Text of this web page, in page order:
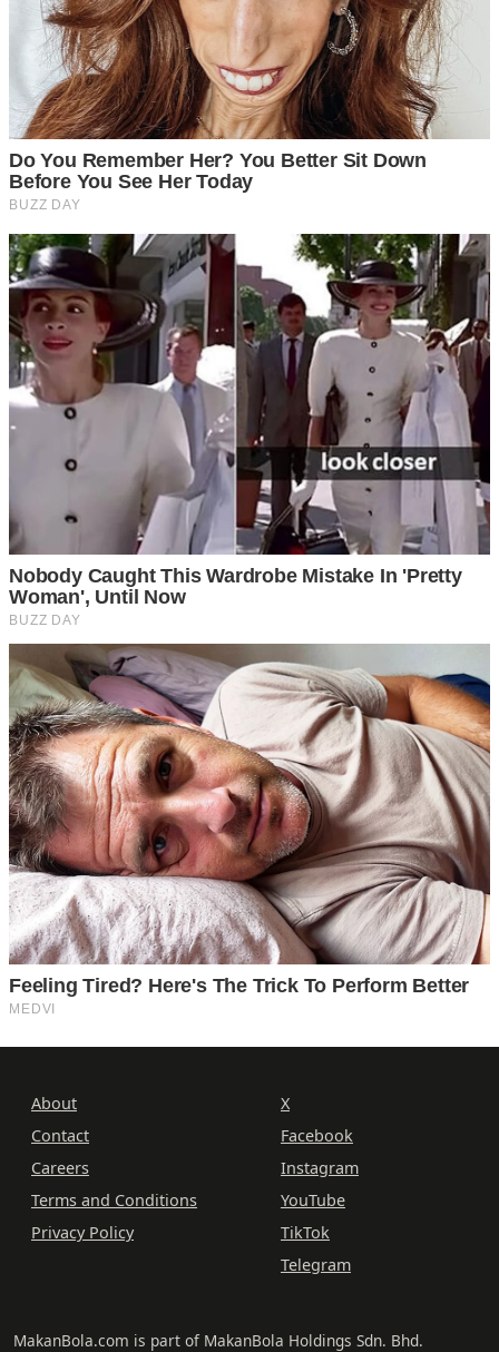
About
Contact
Careers
Terms and Conditions
Privacy Policy
X
Facebook
Instagram
YouTube
TikTok
Telegram
MakanBola.com is part of MakanBola Holdings Sdn. Bhd.